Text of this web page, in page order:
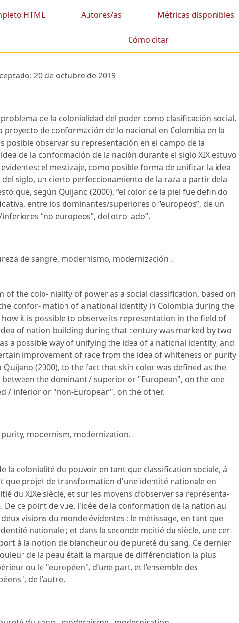
HTML Autores/as Métricas disponibles
Cómo citar
20 de octubre de 2019
de la colonialidad del poder como clasificación social,
proyecto de conformación de lo nacional en Colombia en la
posible observar su representación en el campo de la
de la conformación de la nación durante el siglo XIX estuvo
el mestizaje, como posible forma de unificar la idea
siglo, un cierto perfeccionamiento de la raza a partir dela
que, según Quijano (2000), “el color de la piel fue definido
entre los dominantes/superiores o “europeos”, de un
“no europeos”, del otro lado”.
de sangre, modernismo, modernización .
of the colo- niality of power as a social classification, based on
confor- mation of a national identity in Colombia during the
it is possible to observe its representation in the field of
of nation-building during that century was marked by two
a possible way of unifying the idea of a national identity; and
improvement of race from the idea of whiteness or purity
(2000), to the fact that skin color was defined as the
the dominant / superior or "European", on the one
/ inferior or "non-European", on the other.
, modernism, modernization.
la colonialité du pouvoir en tant que classification sociale, á
que projet de transformation d'une identité nationale en
du XIXe siècle, et sur les moyens d’observer sa représenta-
ce point de vue, l'idée de la conformation de la nation au
visions du monde évidentes : le métissage, en tant que
nationale ; et dans la seconde moitié du siècle, une cer-
à la notion de blancheur ou de pureté du sang. Ce dernier
de la peau était la marque de différenciation la plus
ou le "européen", d’une part, et l’ensemble des
de l'autre.